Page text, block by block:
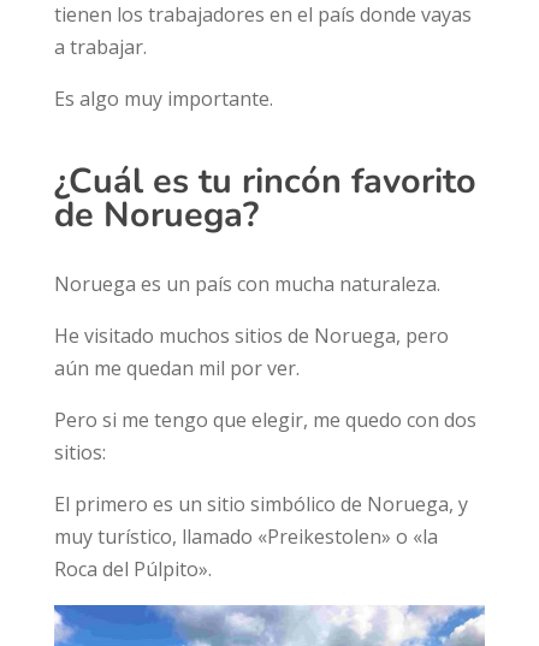
tienen los trabajadores en el país donde vayas
a trabajar.
Es algo muy importante.
¿Cuál estu rincón favorito
de Noruega?
Noruega es un país con mucha naturaleza.
He visitado muchos sitios de Noruega, pero
aún me quedan mil por ver.
Pero si me tengo que elegir, me quedo con dos
sitios:
El primero es un sitio simbólico de Noruega, y
muy turístico, llamado «Preikestolen» o «la
Roca del Púlpito».